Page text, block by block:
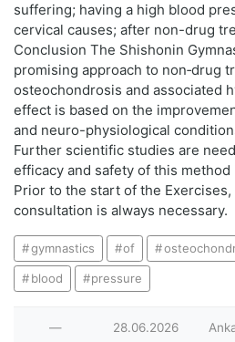
suffering; having a high blood
cervical causes; after non-drug
Conclusion The Shishonin
promising approach to non‑drug
osteochondrosis and associated
effect is based on the
and neuro-physiological
Further scientific studies are
efficacy and safety of this
Prior to the start of the
consultation is always necessary.
gymnastics of
blood pressure
— 28.06.2026